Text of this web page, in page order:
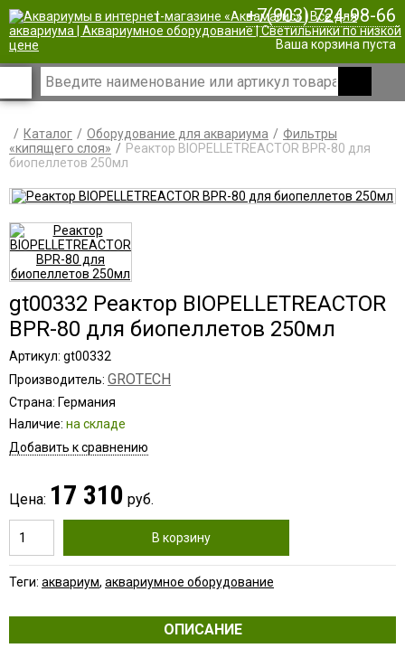
| +7(903) 724-98-66
Ваша корзина пуста
Каталог Оборудование для аквариума
Фильтры
«кипящего слоя»
Реактор BIOPELLETREACTOR BPR-80 для
биопеллетов 250мл
gt00332 Реактор BIOPELLETREACTOR
BPR-80 для биопеллетов 250мл
Артикул: gt00332
Производитель: GROTECH
Страна: Германия
Наличие: на складе
Добавить к сравнению
Цена: 17 310 руб.
В корзину
Теги: аквариум, аквариумное оборудование
ОПИСАНИЕ